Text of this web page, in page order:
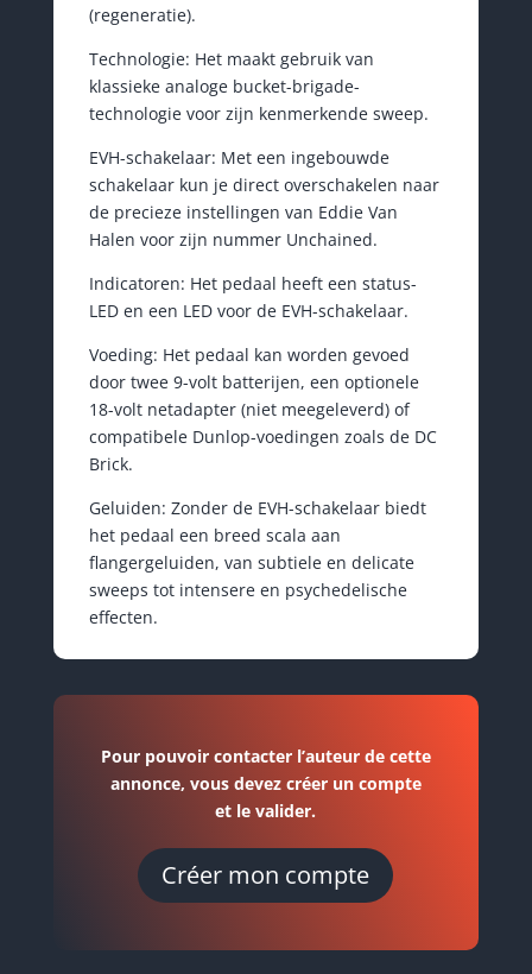
(regeneratie).
Technologie: Het maakt gebruik van
klassieke analoge bucket-brigade-
technologie voor zijn kenmerkende sweep.
EVH-schakelaar: Met een ingebouwde
schakelaar kun je direct overschakelen naar
de precieze instellingen van Eddie Van
Halen voor zijn nummer Unchained.
Indicatoren: Het pedaal heeft een status-
LED en een LED voor de EVH-schakelaar.
Voeding: Het pedaal kan worden gevoed
door twee 9-volt batterijen, een optionele
18-volt netadapter (niet meegeleverd) of
compatibele Dunlop-voedingen zoals de DC
Brick.
Geluiden: Zonder de EVH-schakelaar biedt
het pedaal een breed scala aan
flangergeluiden, van subtiele en delicate
sweeps tot intensere en psychedelische
effecten.
Pour pouvoir contacter l’auteur de cette
annonce, vous devez créer un compte
et le valider.
Créer mon compte